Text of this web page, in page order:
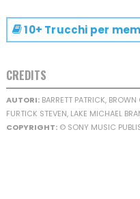
10+ Trucchi per
CREDITS
AUTORI:BARRETT PATRICK,
FURTICK STEVEN, LAKE MICHAEL
COPYRIGHT:© SONY MUSIC